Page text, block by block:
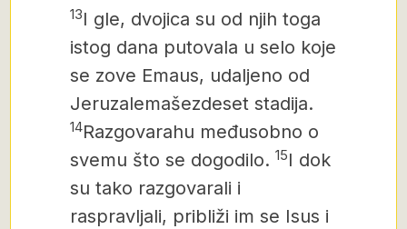
13I gle, dvojica su od njih toga
istog dana putovala u selo koje
se zove Emaus, udaljeno od
Jeruzalemašezdeset stadija.
14Razgovarahu međusobno o
svemu što se dogodilo. 15I dok
su tako razgovarali i
raspravljali, približi im se Isus i